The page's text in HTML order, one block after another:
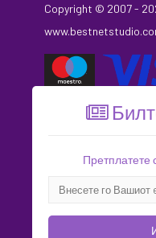
Copyright © 2007 -
Претплатете